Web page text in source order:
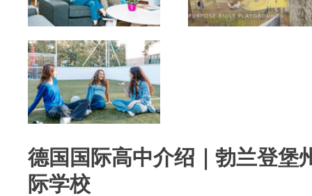
德国国际高中介绍｜勃兰登堡
际学校